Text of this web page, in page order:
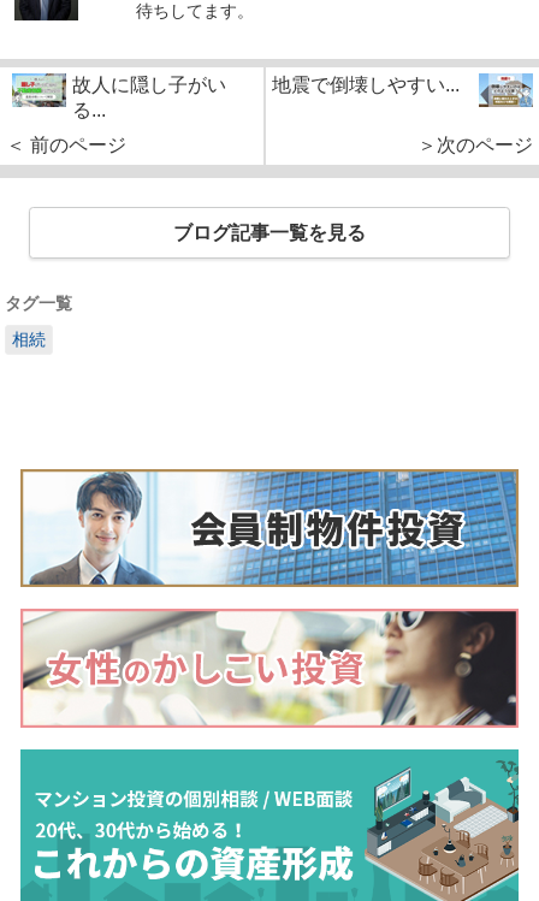
待ちしてます。
故人に隠し子がい
る...
＜ 前のページ
地震で倒壊しやすい...
＞次のページ
ブログ記事一覧を見る
タグ一覧
相続